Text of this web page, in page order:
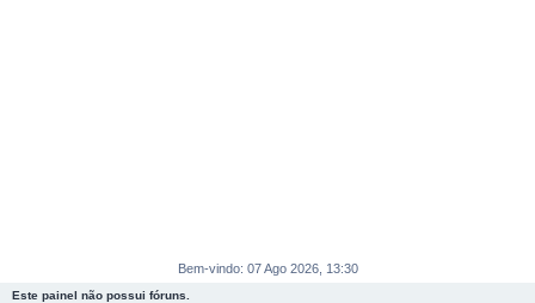
Bem-vindo: 07 Ago 2026, 13:30
Este painel não possui fóruns.